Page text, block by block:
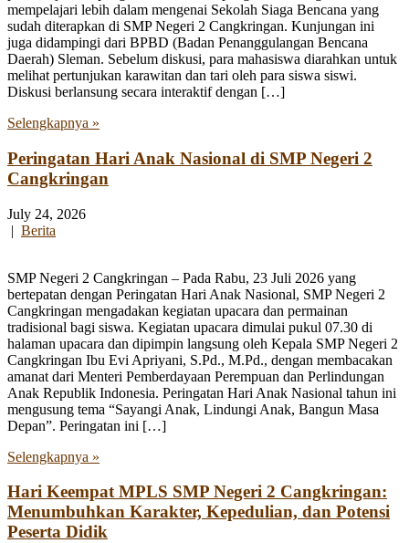
mempelajari lebih dalam mengenai Sekolah Siaga Bencana yang
sudah diterapkan di SMP Negeri 2 Cangkringan. Kunjungan ini
juga didampingi dari BPBD (Badan Penanggulangan Bencana
Daerah) Sleman. Sebelum diskusi, para mahasiswa diarahkan untuk
melihat pertunjukan karawitan dan tari oleh para siswa siswi.
Diskusi berlansung secara interaktif dengan […]
Selengkapnya »
Peringatan Hari Anak Nasional di SMP Negeri 2
Cangkringan
July 24, 2026
| Berita
SMP Negeri 2 Cangkringan – Pada Rabu, 23 Juli 2026 yang
bertepatan dengan Peringatan Hari Anak Nasional, SMP Negeri 2
Cangkringan mengadakan kegiatan upacara dan permainan
tradisional bagi siswa. Kegiatan upacara dimulai pukul 07.30 di
halaman upacara dan dipimpin langsung oleh Kepala SMP Negeri 2
Cangkringan Ibu Evi Apriyani, S.Pd., M.Pd., dengan membacakan
amanat dari Menteri Pemberdayaan Perempuan dan Perlindungan
Anak Republik Indonesia. Peringatan Hari Anak Nasional tahun ini
mengusung tema “Sayangi Anak, Lindungi Anak, Bangun Masa
Depan”. Peringatan ini […]
Selengkapnya »
Hari Keempat MPLS SMP Negeri 2 Cangkringan:
Menumbuhkan Karakter, Kepedulian, dan Potensi
Peserta Didik